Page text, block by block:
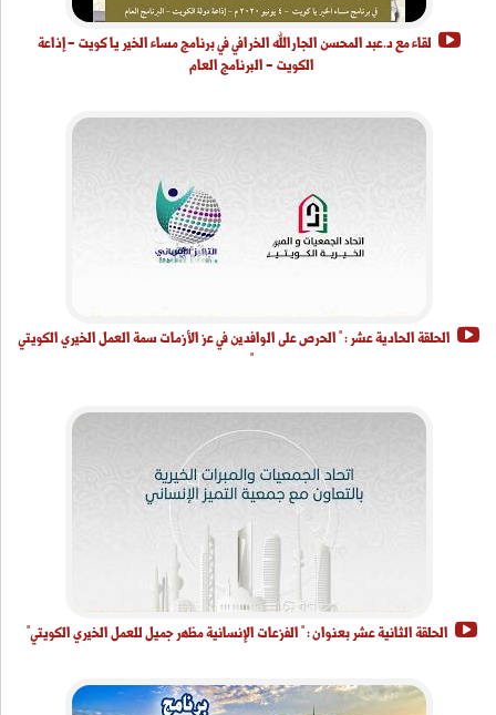
لقاء مع د.عبد المحسن الجارالله الخرافي في برنامج مساء الخير يا كويت - إذاعة
الكويت - البرنامج العام
الحلقة الحادية عشر : " الحرص على الوافدين في عز الأزمات سمة العمل الخيري الكويتي
"
الحلقة الثانية عشر بعنوان : " الفزعات الإنسانية مظهر جميل للعمل الخيري الكويتي"